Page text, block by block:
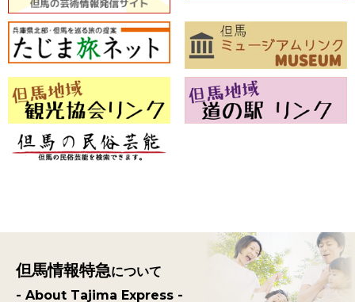
但馬情報特急について
- About Tajima Express -